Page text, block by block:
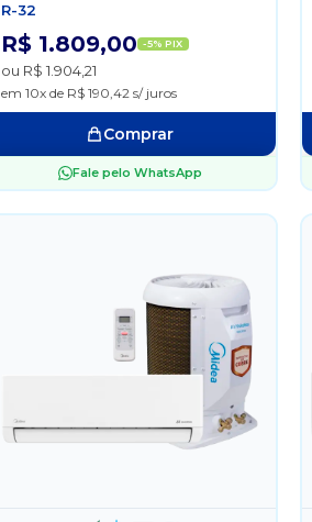
R-32
R$ 1.809,00 -5% PIX
ou R$ 1.904,21
em 10x de R$ 190,42 s/ juros
Comprar
Fale pelo WhatsApp